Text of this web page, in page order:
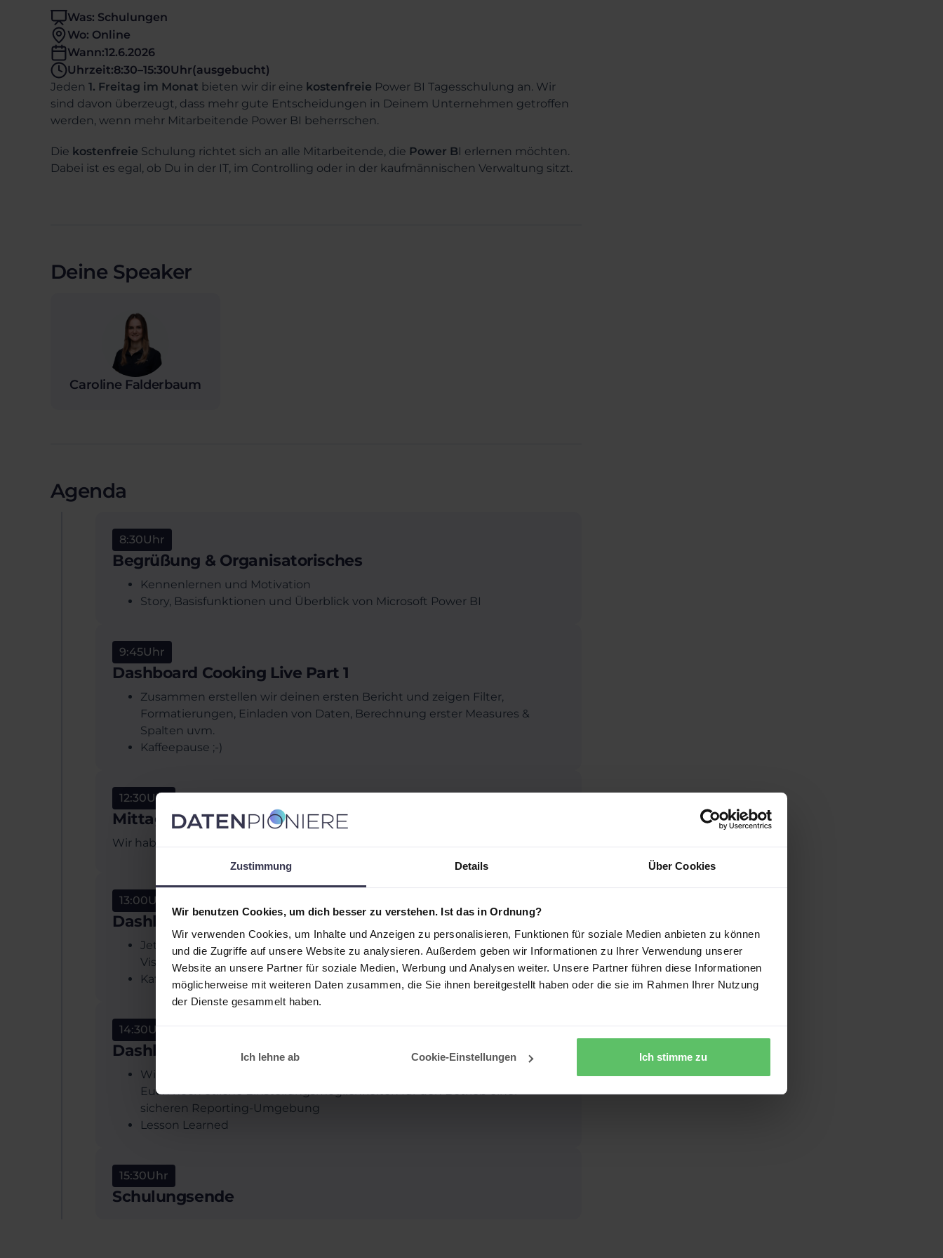
Zustimmung Details Über Cookies
Wir benutzen Cookies, um dich besser zu verstehen. Ist das in Ordnung?
Wir verwenden Cookies, um Inhalte und Anzeigen zu personalisieren, Funktionen für soziale Medien anbieten zu können
und die Zugriffe auf unsere Website zu analysieren. Außerdem geben wir Informationen zu Ihrer Verwendung unserer
Website an unsere Partner für soziale Medien, Werbung und Analysen weiter. Unsere Partner führen diese Informationen
möglicherweise mit weiteren Daten zusammen, die Sie ihnen bereitgestellt haben oder die sie im Rahmen Ihrer Nutzung
der Dienste gesammelt haben.
Ich lehne ab Cookie-Einstellungen Ich stimme zu
Was: Schulungen
Wo: Online
Wann:12.6.2026
Uhrzeit:8:30–15:30Uhr(ausgebucht)
Jeden 1. Freitag im Monat bieten wir dir eine kostenfreie Power BI Tagesschulung an. Wir
sind davon überzeugt, dass mehr gute Entscheidungen in Deinem Unternehmen getroffen
werden, wenn mehr Mitarbeitende Power BI beherrschen.
Die kostenfreie Schulung richtet sich an alle Mitarbeitende, die Power BI erlernen möchten.
Dabei ist es egal, ob Du in der IT, im Controlling oder in der kaufmännischen Verwaltung sitzt.
Deine Speaker
Caroline Falderbaum
Agenda
8:30Uhr
Begrüßung & Organisatorisches
Kennenlernen und Motivation
Story, Basisfunktionen und Überblick von Microsoft Power BI
9:45Uhr
Dashboard Cooking Live Part 1
Zusammen erstellen wir deinen ersten Bericht und zeigen Filter,
Formatierungen, Einladen von Daten, Berechnung erster Measures &
Spalten uvm.
Kaffeepause ;-)
12:30Uhr
Mittagspause
Wir haben uns die Mittagspause redlich verdient
13:00Uhr
Dashboard Cooking Live Part 2
Jetzt geht es schon tiefer ins Detail. Wir schauen uns unterschiedliche
Visuals und Diagramme an
Kaffeepause ;-)
14:30Uhr
Dashboard Cooking Live Part 3
Wir veröffentlichen die Berichte auf dem Power BI Service und erklären
Euch noch etliche Einstellungsmöglichkeiten für den Betrieb einer
sicheren Reporting-Umgebung
Lesson Learned
15:30Uhr
Schulungsende